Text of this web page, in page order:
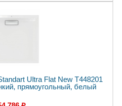
Ultra Flat New T448201
прямоугольный, белый